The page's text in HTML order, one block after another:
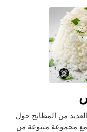
من المطابخ حول
مع مجموعة متنوعة من